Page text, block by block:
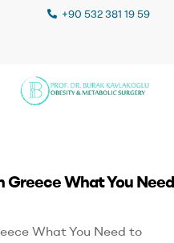
+90 532 381 19 59
Greece What You Need
What You Need to